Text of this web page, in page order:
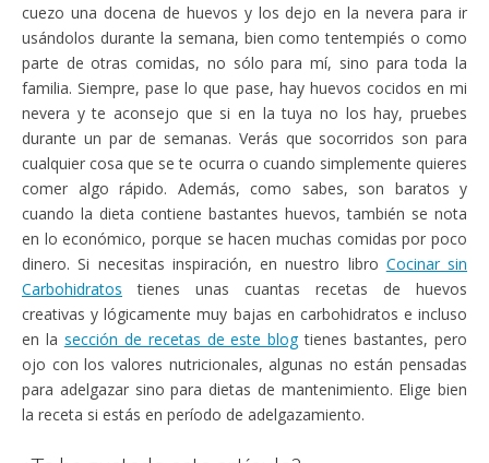
cuezo una docena de huevos y los dejo en la nevera para ir
usándolos durante la semana, bien como tentempiés o como
parte de otras comidas, no sólo para mí, sino para toda la
familia. Siempre, pase lo que pase, hay huevos cocidos en mi
nevera y te aconsejo que si en la tuya no los hay, pruebes
durante un par de semanas. Verás que socorridos son para
cualquier cosa que se te ocurra o cuando simplemente quieres
comer algo rápido. Además, como sabes, son baratos y
cuando la dieta contiene bastantes huevos, también se nota
en lo económico, porque se hacen muchas comidas por poco
dinero. Si necesitas inspiración, en nuestro libro Cocinar sin
Carbohidratos tienes unas cuantas recetas de huevos
creativas y lógicamente muy bajas en carbohidratos e incluso
en la sección de recetas de este blogtienes bastantes, pero
ojo con los valores nutricionales, algunas no están pensadas
para adelgazar sino para dietas de mantenimiento. Elige bien
la receta si estás en período de adelgazamiento.